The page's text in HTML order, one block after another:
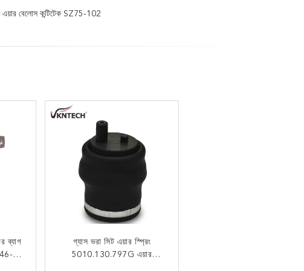
এয়ার বেলোস কন্টিটেক SZ75-102
ব্যাগ
গ্যাস ভরা সিট এয়ার স্প্রিং
5010.130.797G এয়ার
হেভি ডিউটি ​​সিট এয়ার স্প্রিং W02-
358-7046 LINK 1102-0022